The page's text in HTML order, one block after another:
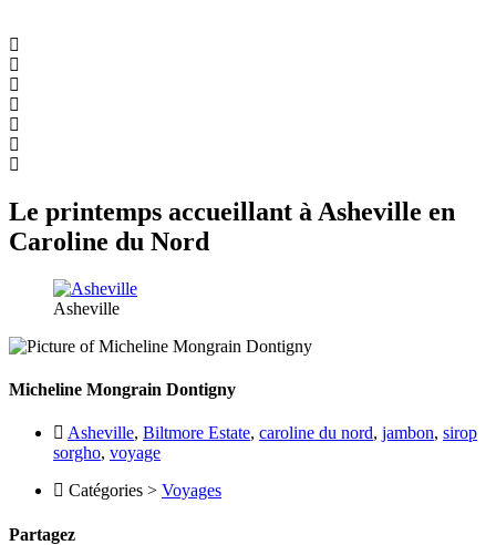
Le printemps accueillant à Asheville en
Caroline du Nord
Asheville
Micheline Mongrain Dontigny
Asheville, Biltmore Estate, caroline du nord, jambon, sirop
sorgho, voyage
Catégories > Voyages
Partagez